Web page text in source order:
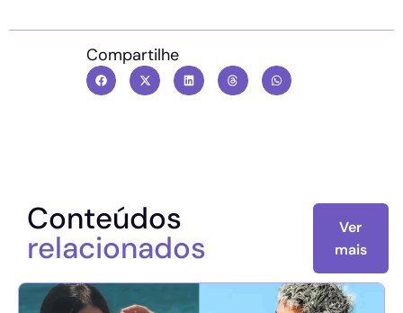
Compartilhe
Conteúdos
relacionados
Ver
mais